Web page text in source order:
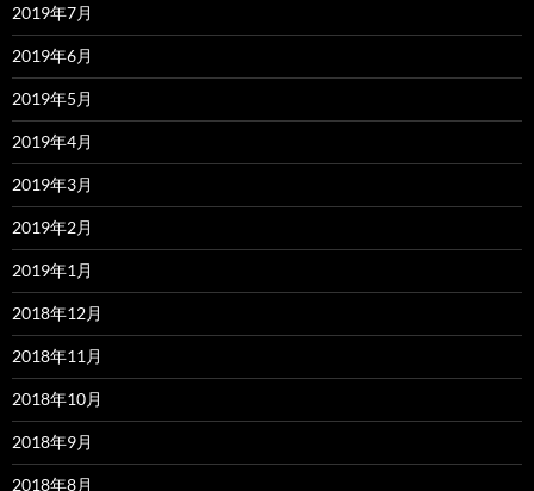
2019年7月
2019年6月
2019年5月
2019年4月
2019年3月
2019年2月
2019年1月
2018年12月
2018年11月
2018年10月
2018年9月
2018年8月